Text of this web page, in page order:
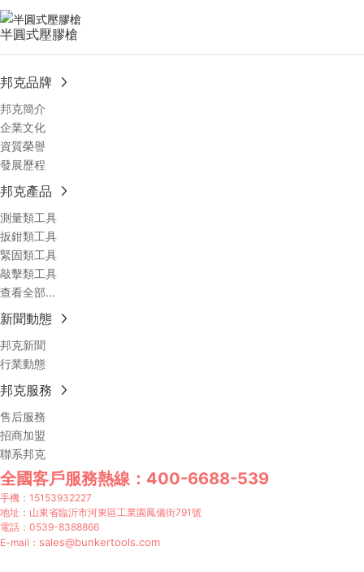
半圓式壓膠槍
邦克品牌
邦克簡介
企業文化
資質榮譽
發展歷程
邦克產品
測量類工具
扳鉗類工具
緊固類工具
敲擊類工具
查看全部...
新聞動態
邦克新聞
行業動態
邦克服務
售后服務
招商加盟
聯系邦克
全國客戶服務熱線： 400-6688-539
手機： 15153932227
地址：山東省臨沂市河東區工業園鳳儀街791號
電話： 0539-8388866
E-mail： sales@bunkertools.com